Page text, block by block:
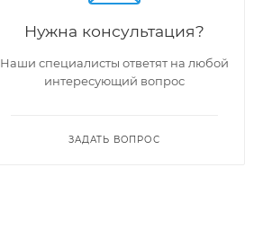
Нужна консультация?
Наши специалисты ответят на любой
интересующий вопрос
ЗАДАТЬ ВОПРОС